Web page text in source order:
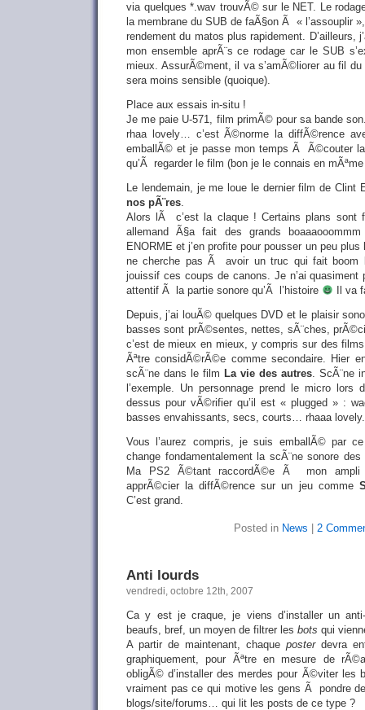
via quelques *.wav trouvÃ© sur le NET. Le
la membrane du SUB de faÃ§on Ã « l’assouplir
rendement du matos plus rapidement.
mon ensemble aprÃ¨s ce rodage car le SUB
mieux. AssurÃ©ment, il va s’amÃ©liorer au fil
sera moins sensible (quoique).
Place aux essais in-situ !
Je me paie U-571, film primÃ© pour sa bande
rhaa lovely… c’est Ã©norme la diffÃ©rence
emballÃ© et je passe mon temps Ã Ã©couter
qu’Ã regarder le film (bon je le connais en
Le lendemain, je me loue le dernier film de Clint
nos pÃ¨res.
Alors lÃ c’est la claque ! Certains plans sont
allemand Ã§a fait des grands
ENORME et j’en profite pour pousser un peu
ne cherche pas Ã avoir un truc qui fait boom
jouissif ces coups de canons. Je n’ai
attentif Ã la partie sonore qu’Ã l’histoire
Il va
Depuis, j’ai louÃ© quelques DVD et le plaisir
basses sont prÃ©sentes, nettes, sÃ¨ches,
c’est de mieux en mieux, y compris sur des
Ãªtre considÃ©rÃ©e comme secondaire. Hier
scÃ¨ne dans le film La vie des autres. ScÃ¨ne
l’exemple. Un personnage prend le micro lors
dessus pour vÃ©rifier qu’il est « plugged » :
basses envahissants, secs, courts… rhaaa lovely.
Vous l’aurez compris, je suis emballÃ© par
change fondamentalement la scÃ¨ne sonore
Ma PS2 Ã©tant raccordÃ©e Ã mon ampli
apprÃ©cier la diffÃ©rence sur un jeu comme
C’est grand.
Posted in News 2
Anti lourds
vendredi, octobre 12th, 2007
Ca y est je craque, je viens d’installer un
beaufs, bref, un moyen de filtrer les bots qui
A partir de maintenant, chaque posterdevra
graphiquement, pour Ãªtre en mesure de
obligÃ© d’installer des merdes pour Ã©viter les
vraiment pas ce qui motive les gens Ã pondre
blogs/site/forums… qui lit les posts de ce type ?